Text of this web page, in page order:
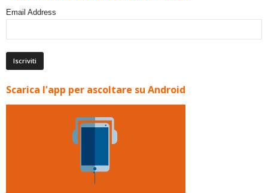
Email Address
Scarica l'app per ascoltare su Android